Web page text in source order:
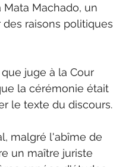
Machado, un
raisons politiques
juge à la Cour
la cérémonie était
le texte du discours.
malgré l'abîme de
un maître juriste